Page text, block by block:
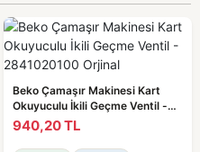
Beko Çamaşır Makinesi Kart
Okuyuculu İkili Geçme Ventil -
2841020100 Orjinal
940,20 TL